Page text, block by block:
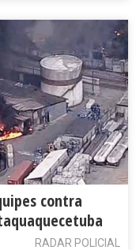
contra
RADAR POLICIAL